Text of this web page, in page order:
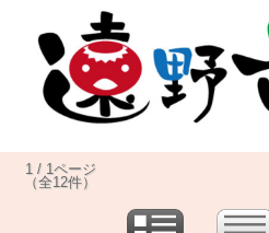
1 / 1ページ
（全12件）